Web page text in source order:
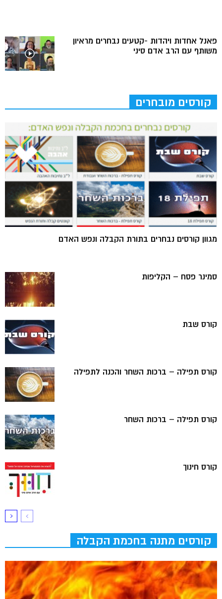
פאנל אחדות ויהדות -קטעים נבחרים מראיון
משותף עם הרב אדם סיני
קורסים מובחרים
מגוון קורסים נבחרים בתורת הקבלה ונפש האדם
סמינר פסח – הקליפות
קורס שבת
קורס תפילה – ברכות השחר והכנה לתפילה
קורס תפילה – ברכות השחר
קורס חינוך
קורסים מתנה בחכמת הקבלה